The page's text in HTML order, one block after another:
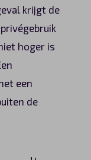
krijgt de
hoger is
een
de